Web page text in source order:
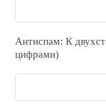
Антиспам: К
цифрами)